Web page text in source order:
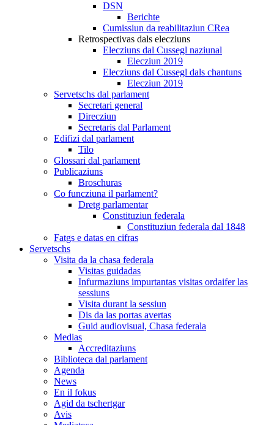
DSN
Berichte
Cumissiun da reabilitaziun CRea
Retrospectivas dals elecziuns
Elecziuns dal Cussegl naziunal
Elecziun 2019
Elecziuns dal Cussegl dals chantuns
Elecziun 2019
Servetschs dal parlament
Secretari general
Direcziun
Secretaris dal Parlament
Edifizi dal parlament
Tilo
Glossari dal parlament
Publicaziuns
Broschuras
Co funcziuna il parlament?
Dretg parlamentar
Constituziun federala
Constituziun federala dal 1848
Fatgs e datas en cifras
Servetschs
Visita da la chasa federala
Visitas guidadas
Infurmaziuns impurtantas visitas ordaifer las
sessiuns
Visita durant la sessiun
Dis da las portas avertas
Guid audiovisual, Chasa federala
Medias
Accreditaziuns
Biblioteca dal parlament
Agenda
News
En il fokus
Agid da tschertgar
Avis